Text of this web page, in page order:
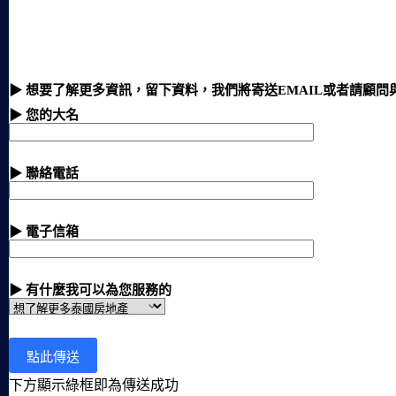
▶ 想要了解更多資訊，留下資料，我們將寄送EMAIL或者請顧問
▶ 您的大名
▶ 聯絡電話
▶ 電子信箱
▶ 有什麼我可以為您服務的
下方顯示綠框即為傳送成功